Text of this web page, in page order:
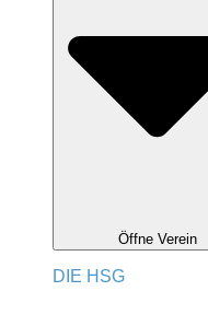
Öffne Verein
DIE HSG